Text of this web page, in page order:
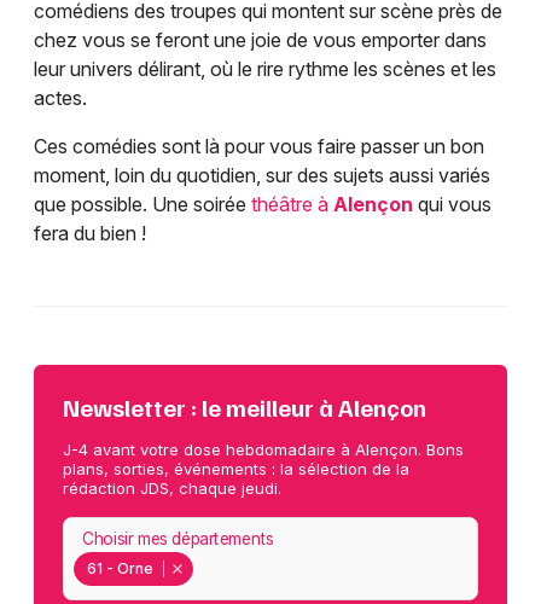
comédiens des troupes qui montent sur scène près de
chez vous se feront une joie de vous emporter dans
leur univers délirant, où le rire rythme les scènes et les
actes.
Ces comédies sont là pour vous faire passer un bon
moment, loin du quotidien, sur des sujets aussi variés
que possible. Une soirée théâtre à Alençon qui vous
fera du bien !
Newsletter : le meilleur à Alençon
J-4 avant votre dose hebdomadaire à Alençon. Bons
plans, sorties, événements : la sélection de la
rédaction JDS, chaque jeudi.
61 - Orne
Choisir mes départements